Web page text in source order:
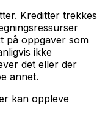
Kreditter trekkes
på oppgaver som
ikke
det eller der
annet.
kan oppleve